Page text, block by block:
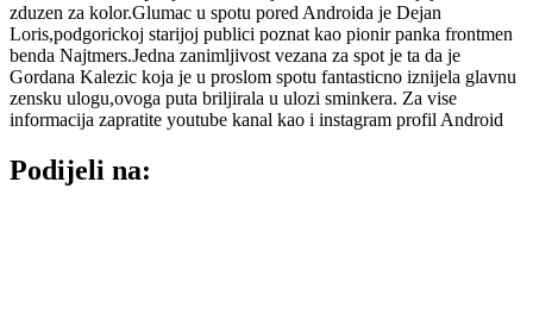
zduzen za kolor.Glumac u spotu pored Androida je Dejan
Loris,podgorickoj starijoj publici poznat kao pionir panka frontmen
benda Najtmers.Jedna zanimljivost vezana za spot je ta da je
Gordana Kalezic koja je u proslom spotu fantasticno iznijela glavnu
zensku ulogu,ovoga puta briljirala u ulozi sminkera. Za vise
informacija zapratite youtube kanal kao i instagram profil Android
Podijeli na: